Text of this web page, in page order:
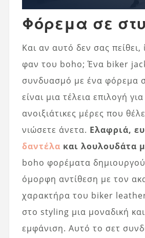
Φόρεμα σε
Και αν αυτό δεν σας πείθει,
φαν του boho; Ένα biker
συνδυασμό με ένα φόρεμα
είναι μια τέλεια επιλογή για
ανοιξιάτικες μέρες που
νιώσετε άνετα. Ελαφριά,
δαντέλα και λουλουδάτα
boho φορέματα
όμορφη αντίθεση με τον
χαρακτήρα του biker
στο styling μια μοναδική
εμφάνιση. Αυτό το σετ